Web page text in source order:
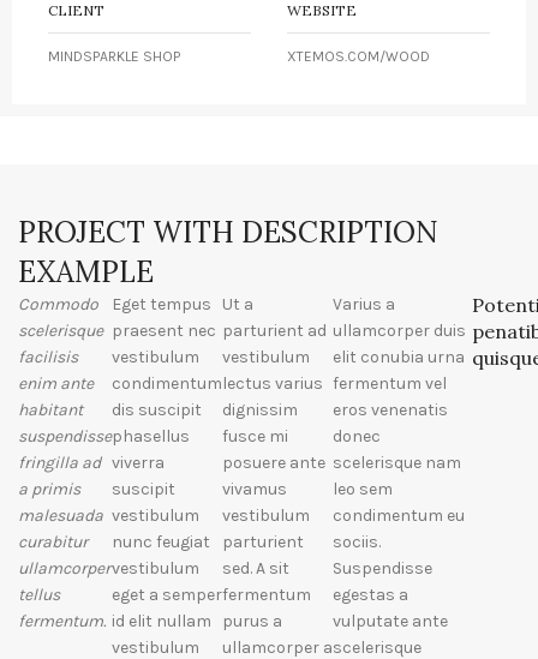
CLIENT
MINDSPARKLE SHOP
WEBSITE
XTEMOS.COM/WOOD
PROJECT WITH DESCRIPTION
EXAMPLE
Commodo
scelerisque
facilisis
enim ante
habitant
suspendisse
fringilla ad
a primis
malesuada
curabitur
ullamcorper
tellus
fermentum.
Eget tempus
praesent nec
vestibulum
condimentum
dis suscipit
phasellus
viverra
suscipit
vestibulum
nunc feugiat
vestibulum
eget a semper
id elit nullam
vestibulum
Ut a
parturient ad
vestibulum
lectus varius
dignissim
fusce mi
posuere ante
vivamus
vestibulum
parturient
sed. A sit
fermentum
purus a
ullamcorper a
Varius a
ullamcorper duis
elit conubia urna
fermentum vel
eros venenatis
donec
scelerisque nam
leo sem
condimentum eu
sociis.
Suspendisse
egestas a
vulputate ante
scelerisque